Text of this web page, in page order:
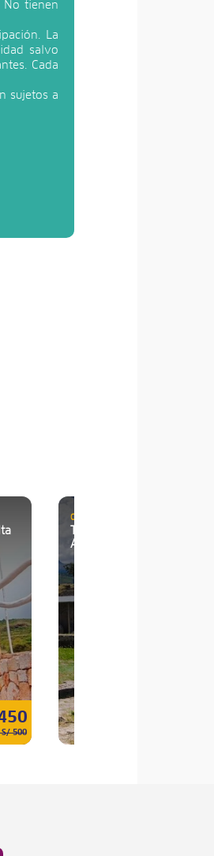
No tienen
La
salvo
Cada
sujetos a
500
02 Días / 01 Noche
Ayacucho